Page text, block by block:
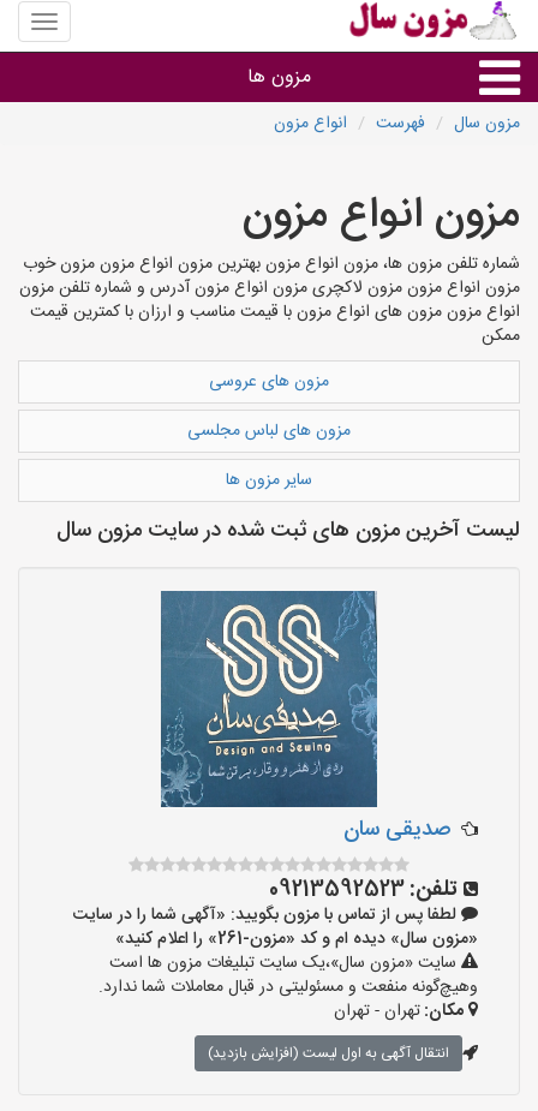
منوی
سایت
سال
مزون ها
استان ها
مزون سال فهرست انواع مزون
مزون انواع مزون
شماره تلفن مزون ها، مزون انواع مزون بهترین مزون انواع مزون مزون خوب
مزون انواع مزون مزون لاکچری مزون انواع مزون آدرس و شماره تلفن مزون
انواع مزون مزون های انواع مزون با قیمت مناسب و ارزان با کمترین قیمت
ممکن
مزون های عروسی
مزون های لباس مجلسی
سایر مزون ها
لیست آخرین مزون های ثبت شده در سایت مزون سال
صدیقی سان
تلفن:09213592523
لطفا پس از تماس با مزون بگویید: «آگهی شما را در سایت
«مزون سال» دیده ام و کد «مزون-261» را اعلام کنید»
سایت «مزون سال»،یک سایت تبلیغات مزون ها است
وهیچ‌گونه منفعت و مسئولیتی در قبال معاملات شما ندارد.
مکان:تهران - تهران
انتقال آگهی به اول لیست (افزایش بازدید)